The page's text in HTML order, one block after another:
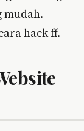
mudah.
hack ff.